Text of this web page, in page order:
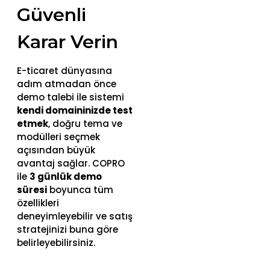
Güvenli
Karar Verin
E-ticaret dünyasına
adım atmadan önce
demo talebi ile sistemi
kendi domaininizde test
etmek, doğru tema ve
modülleri seçmek
açısından büyük
avantaj sağlar. COPRO
ile 3 günlük demo
süresi boyunca tüm
özellikleri
deneyimleyebilir ve satış
stratejinizi buna göre
belirleyebilirsiniz.